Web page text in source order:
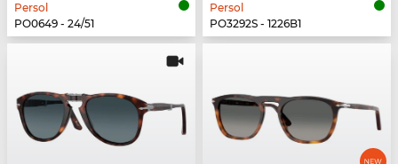
Persol
PO0649 - 24/51
Persol
PO3292S - 1226B1